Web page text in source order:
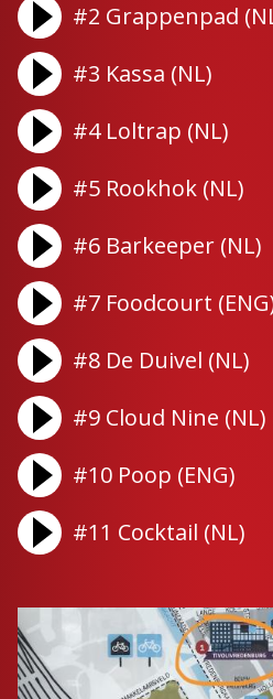
#2 Grappenpad
#3 Kassa (NL)
#4 Loltrap (NL)
#5 Rookhok (NL)
#6 Barkeeper (NL)
#7 Foodcourt
#8 De Duivel (NL)
#9 Cloud Nine (NL)
#10 Poop (ENG)
#11 Cocktail (NL)